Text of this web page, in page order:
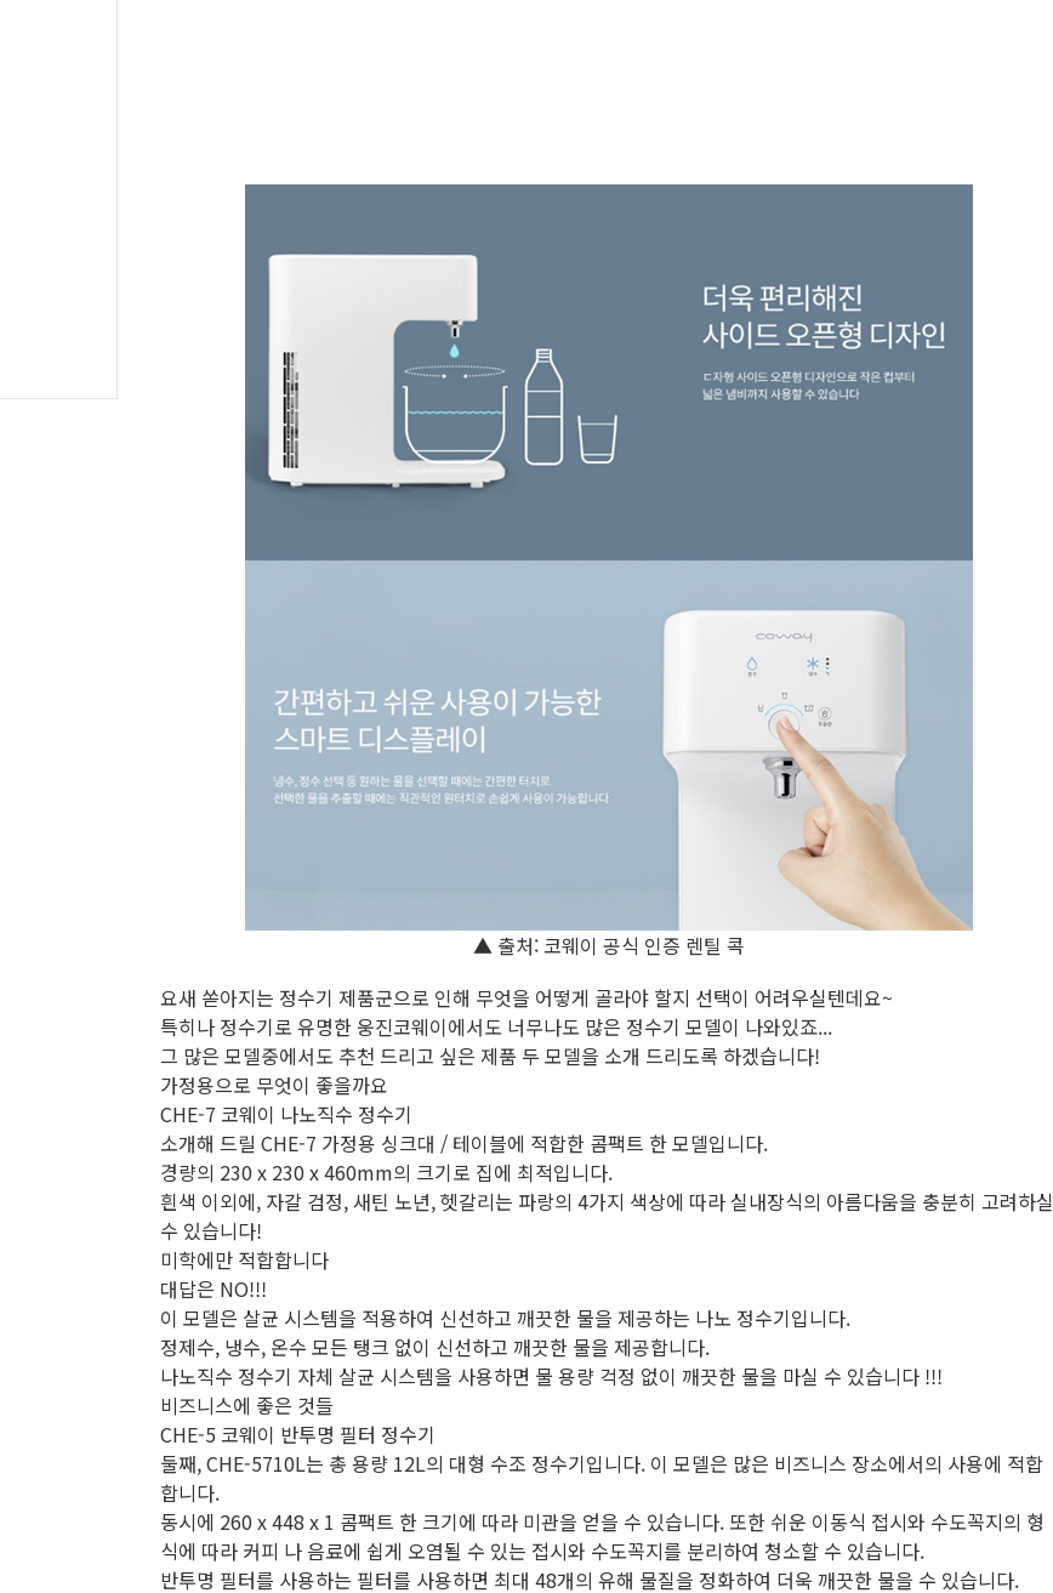
▲ 출처: 코웨이 공식 인증 렌틸 콕
요새 쏟아지는 정수기 제품군으로 인해 무엇을 어떻게 골라야 할지 선택이 어려우실텐데요~
특히나 정수기로 유명한 웅진코웨이에서도 너무나도 많은 정수기 모델이 나와있죠...
그 많은 모델중에서도 추천 드리고 싶은 제품 두 모델을 소개 드리도록 하겠습니다!
가정용으로 무엇이 좋을까요
CHE-7 코웨이 나노직수 정수기
소개해 드릴 CHE-7 가정용 싱크대 / 테이블에 적합한 콤팩트 한 모델입니다.
경량의 230 x 230 x 460mm의 크기로 집에 최적입니다.
흰색 이외에, 자갈 검정, 새틴 노년, 헷갈리는 파랑의 4가지 색상에 따라 실내장식의 아름다움을 충분히 고려하실
수 있습니다!
미학에만 적합합니다
대답은 NO!!!
이 모델은 살균 시스템을 적용하여 신선하고 깨끗한 물을 제공하는 나노 정수기입니다.
정제수, 냉수, 온수 모든 탱크 없이 신선하고 깨끗한 물을 제공합니다.
나노직수 정수기 자체 살균 시스템을 사용하면 물 용량 걱정 없이 깨끗한 물을 마실 수 있습니다 !!!
비즈니스에 좋은 것들
CHE-5 코웨이 반투명 필터 정수기
둘째, CHE-5710L는 총 용량 12L의 대형 수조 정수기입니다. 이 모델은 많은 비즈니스 장소에서의 사용에 적합
합니다.
동시에 260 x 448 x 1 콤팩트 한 크기에 따라 미관을 얻을 수 있습니다. 또한 쉬운 이동식 접시와 수도꼭지의 형
식에 따라 커피 나 음료에 쉽게 오염될 수 있는 접시와 수도꼭지를 분리하여 청소할 수 있습니다.
반투명 필터를 사용하는 필터를 사용하면 최대 48개의 유해 물질을 정화하여 더욱 깨끗한 물을 수 있습니다.